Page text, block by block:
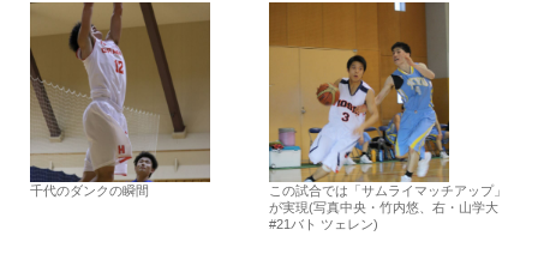
千代のダンクの瞬間
この試合では「サムライマッチアップ」
が実現(写真中央・竹内悠、右・山学大
#21バト ツェレン)